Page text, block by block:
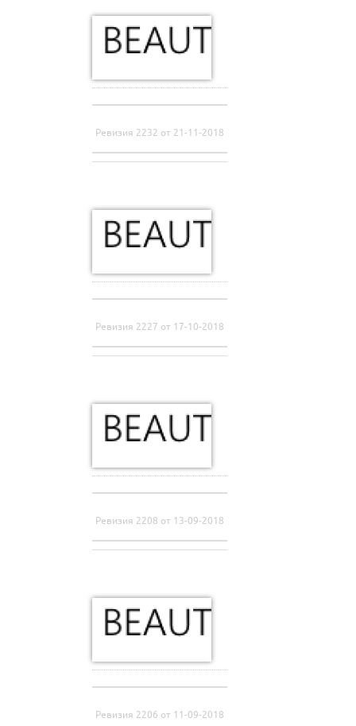
Ревизия 2232 от 21-11-2018
Ревизия 2227 от 17-10-2018
Ревизия 2208 от 13-09-2018
Ревизия 2206 от 11-09-2018